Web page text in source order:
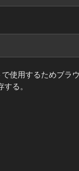
使用するためブラ
る。